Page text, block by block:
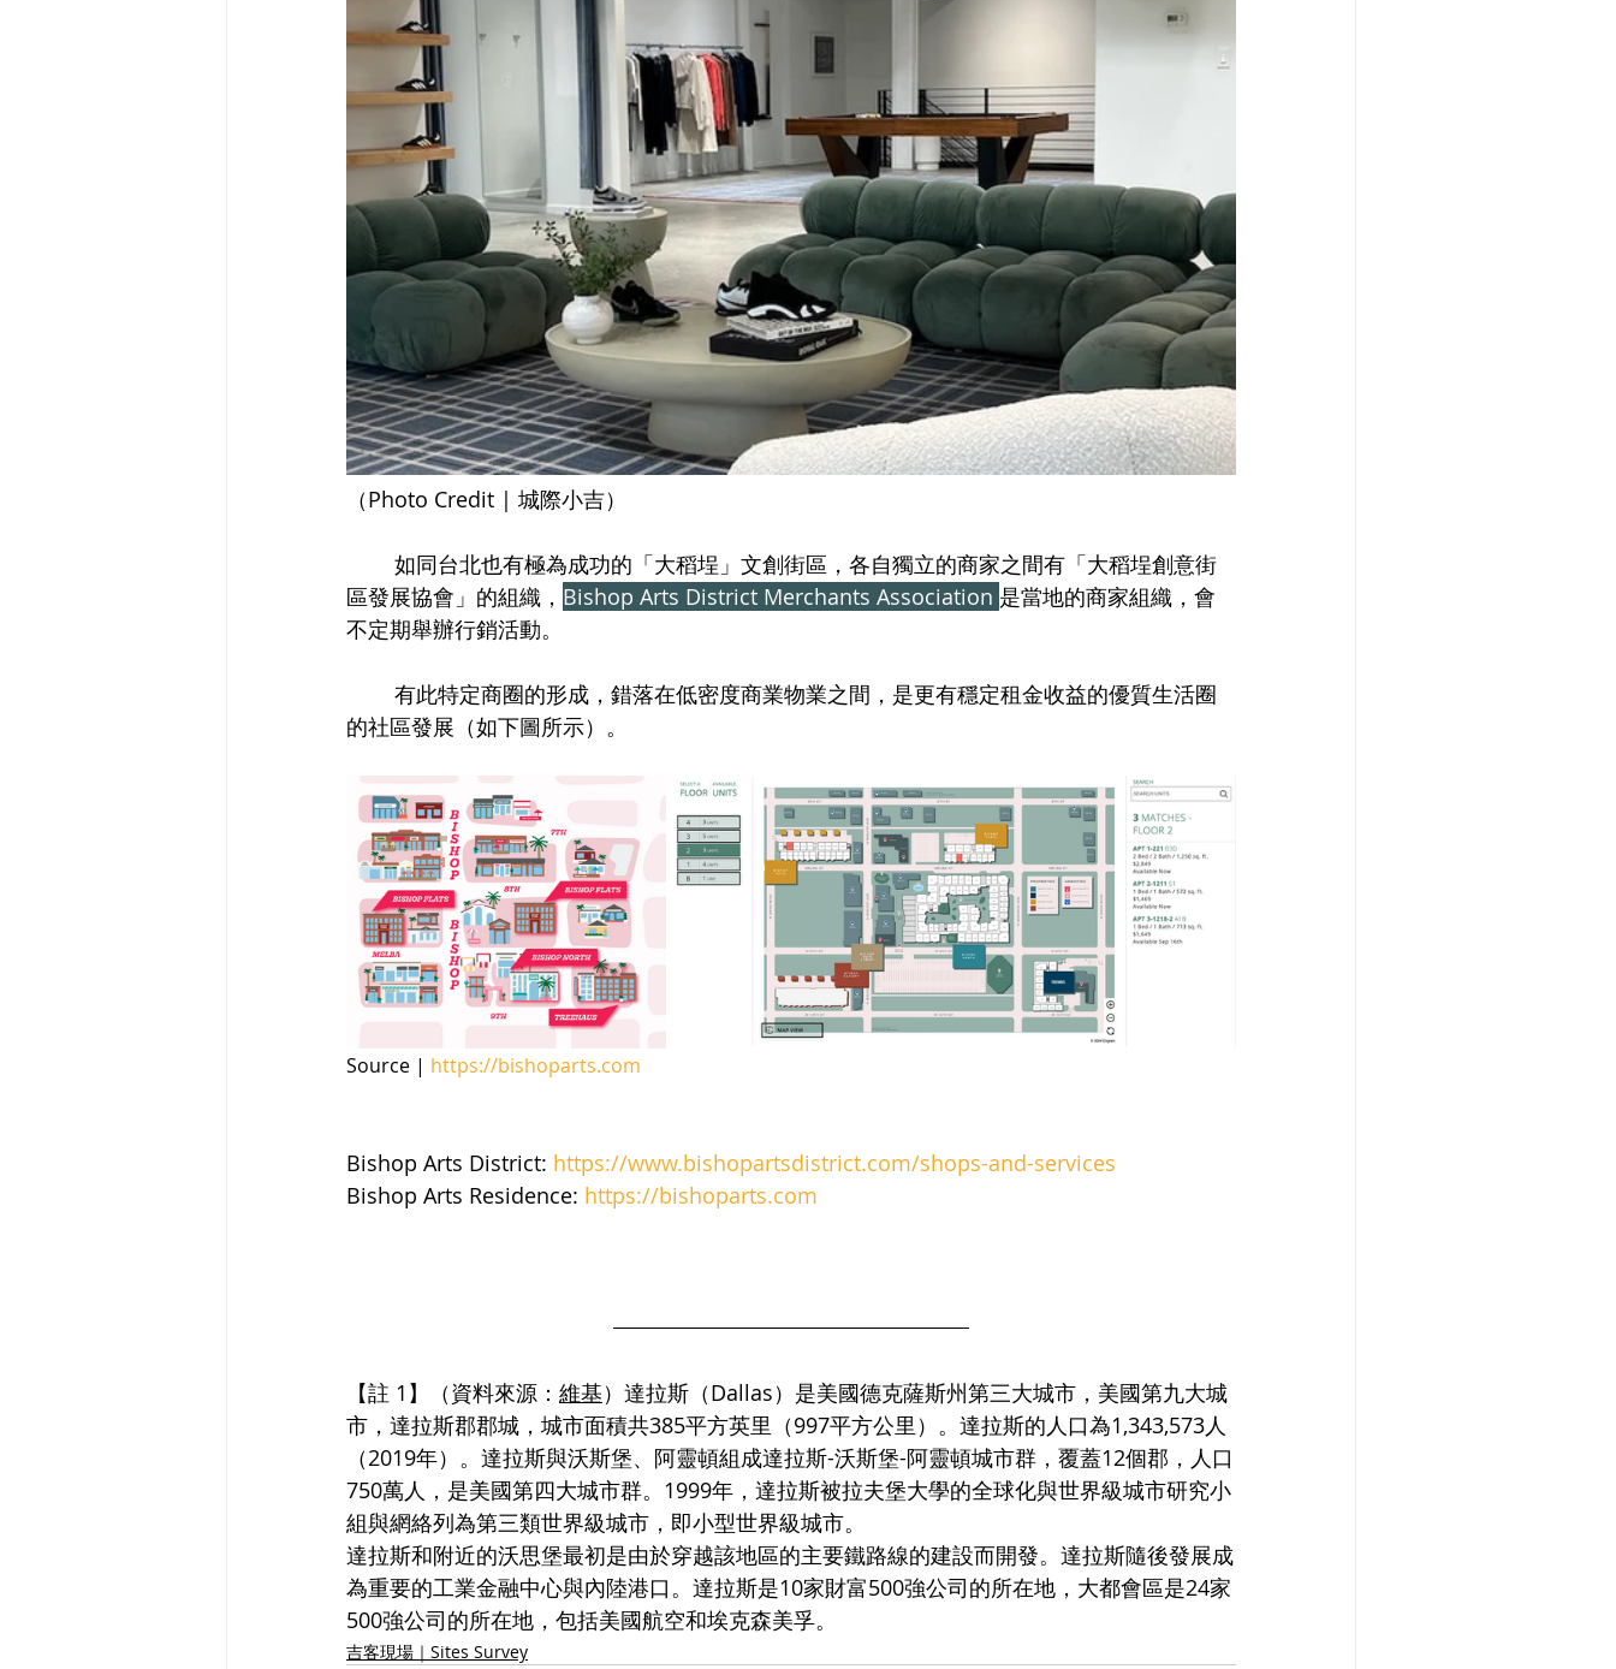
（Photo Credit | 城際小吉）
	如同台北也有極為成功的「大稻埕」文創街區，各自獨立的商家之間
有「大稻埕創意街
區發展協會」的組織， Bishop Arts District Merchants Association 是當地的商家組織，會
不定期舉辦行銷活動。
的社區發展（如下圖所示）。
Source | https://bishoparts.com
Bishop Arts District: https://www.bishopartsdistrict.com/shops-and-services
Bishop Arts Residence: https://bishoparts.com
【註 1】（資料來源： 維基）達拉斯（Dallas）是美國德克薩斯州第三大城市，美國第九大城
市，達拉斯郡郡城，城市面積共385平方英里（997平方公里）。達拉斯的人口為1,343,573人
（2019年）。達拉斯與沃斯堡、阿靈頓組成達拉斯-沃斯堡-阿靈頓城市群，覆蓋12個郡，人口
750萬人，是美國第四大城市群。1999年，達拉斯被拉夫堡大學的全球化與世界級城市研究小
組與網絡列為第三類世界級城市，即小型世界級城市。
達拉斯和附近的沃思堡最初是由於穿越該地區的主要鐵路線的建設而開發。達拉斯隨後發展成
為重要的工業金融中心與內陸港口。達拉斯是10家財富500強公司的所在地，大都會區是24家
500強公司的所在地，包括美國航空和埃克森美孚。
吉客現場｜Sites Survey